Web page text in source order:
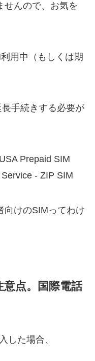
せんので、お気を
用中（もしくは期
手続きする必要が
Prepaid SIM
- ZIP SIM
向けのSIMってわけ
点。国際電話
した場合、